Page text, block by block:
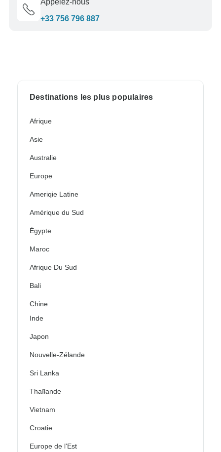
Appelez-nous
+33 756 796 887
Destinations les plus populaires
Afrique
Asie
Australie
Europe
Ameriqie Latine
Amérique du Sud
Égypte
Maroc
Afrique Du Sud
Bali
Chine
Inde
Japon
Nouvelle-Zélande
Sri Lanka
Thaïlande
Vietnam
Croatie
Europe de l'Est